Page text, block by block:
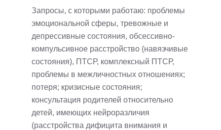
Запросы, с которыми работаю: проблемы
эмоциональной сферы, тревожные и
депрессивные состояния, обсессивно-
компульсивное расстройство (навязчивые
состояния), ПТСР, комплексный ПТСР,
проблемы в межличностных отношениях;
потеря; кризисные состояния;
консультация родителей относительно
детей, имеющих нейроразличия
(расстройства дифицита внимания и